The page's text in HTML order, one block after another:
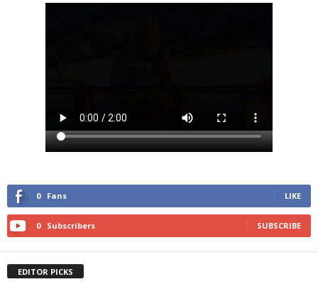
0 Fans LIKE
0 Subscribers SUBSCRIBE
EDITOR PICKS